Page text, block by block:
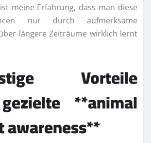
meine Erfahrung, dass man diese
nur durch aufmerksame
längere Zeiträume wirklich lernt
Vorteile
**animal